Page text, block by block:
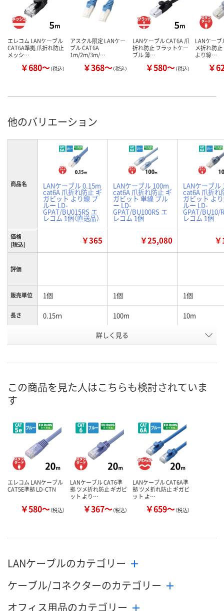
エレコム LANケーブル
CAT6A準拠 爪折れ防止
メッシ…
￥680～（税込）
アスクル限定 LANケー
ブル CAT6A
1m/2m/3m/…
￥368～（税込）
LANケーブル CAT6A 爪
折れ防止 フラットケー
ブル 薄…
￥580～（税込）
LANケーブ
メ折れ防
より線…
￥
他のバリエーション
商品名 LANケーブル 0.15m
cat6A 爪折れ防止 ギ
ガビット より線 ブ
ルー LD-
GPAT/BU015RS エ
レコム 1個（直送品）
LANケーブル 100m
cat6A 爪折れ防止 ギ
ガビット 単線 ブル
ー LD-
GPAT/BU100RS エ
レコム 1個
LANケーブル
cat6A 爪折れ
ガビット よ
ルー LD-
GPAT/BU10/
レコム 1個
価格
(税込)
￥365 ￥25,080
評価
販売単位 1個 1個 1個
長さ 0.15ｍ 100m 10m
ブルー
号
お届け日
在庫切れです
（次回入荷日未定）
数量
カゴへ
数量
詳しく見る
この商品を見た人はこちらも検討されていま
す
エレコム LANケーブル
CAT5E準拠 LD-CTN
￥580～（税込）
LANケーブル CAT6準
拠 ツメ折れ防止 ギガビ
ット より…
￥367～（税込）
LANケーブル CAT6A準
拠 ツメ折れ防止 ギガビ
ット よ…
￥659～（税込）
LANケーブルのカテゴリー
ケーブル/コネクターのカテゴリー
オフィス用品のカテゴリー